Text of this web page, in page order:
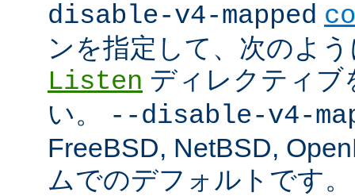
disable-v4-mapped
ンを指定して、次のよ
Listen ディレクティブ
い。
--disable-v4-
FreeBSD, NetBSD,
ムでのデフォルトです。